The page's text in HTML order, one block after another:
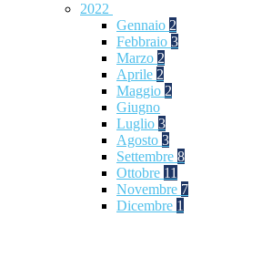
2022
Gennaio 2
Febbraio 3
Marzo 2
Aprile 2
Maggio 2
Giugno
Luglio 3
Agosto 3
Settembre 8
Ottobre 11
Novembre 7
Dicembre 1